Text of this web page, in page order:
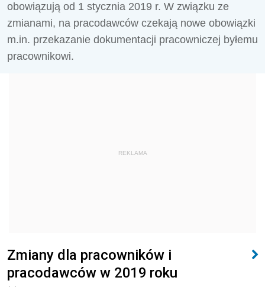
obowiązują od 1 stycznia 2019 r. W związku ze
zmianami, na pracodawców czekają nowe obowiązki
m.in. przekazanie dokumentacji pracowniczej byłemu
pracownikowi.
REKLAMA
Zmiany dla pracowników i
pracodawców w 2019 roku